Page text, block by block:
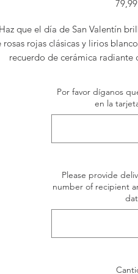
que el día de San Valentín
rosas rojas clásicas y lirios
recuerdo de cerámica radiante
Rosas rojas, lirios asiáticos
miniatura y caldo blanco se
eucalipto
Por favor díganos
en la
Please provide
number of recipient